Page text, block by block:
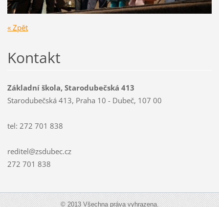
« Zpět
Kontakt
Základní škola, Starodubečská 413
Starodubečská 413, Praha 10 - Dubeč, 107 00
tel: 272 701 838
reditel@zsdubec.cz
272 701 838
© 2013 Všechna práva vyhrazena.